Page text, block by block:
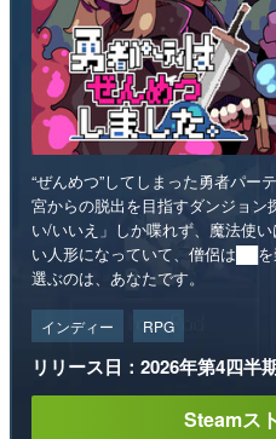
“ぜんめつ”してしまった勇者パー
宮からの脱出を目指すダンジョ
い/いいえ」しか喋れず、魔法使
い人形になっていて、僧侶は██
選ぶのは、あなたです。
インディー RPG
リリース日：2026年第4四半
Steamス